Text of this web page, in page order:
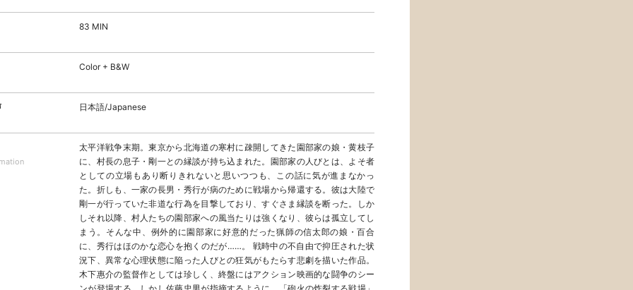
83 MIN
Color + B&W
日本語/Japanese
太平洋戦争末期。東京から北海道の寒村に疎開してきた園部家の娘・黄枝子
に、村長の息子・剛一との縁談が持ち込まれた。園部家の人びとは、よそ者
としての立場もあり断りきれないと思いつつも、この話に気が進まなかっ
た。折しも、一家の長男・秀行が病のために戦場から帰還する。彼は大陸で
剛一が行っていた非道な行為を目撃しており、すぐさま縁談を断った。しか
しそれ以降、村人たちの園部家への風当たりは強くなり、彼らは孤立してし
まう。そんな中、例外的に園部家に好意的だった猟師の信太郎の娘・百合
に、秀行はほのかな恋心を抱くのだが……。 戦時中の不自由で抑圧された状
況下、異常な心理状態に陥った人びとの狂気がもたらす悲劇を描いた作品。
木下惠介の監督作としては珍しく、終盤にはアクション映画的な闘争のシー